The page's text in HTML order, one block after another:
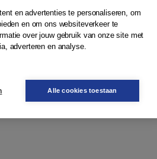
en advertenties te personaliseren, om
en om ons websiteverkeer te
over jouw gebruik van onze site met
adverteren en analyse.
Alle cookies toestaan